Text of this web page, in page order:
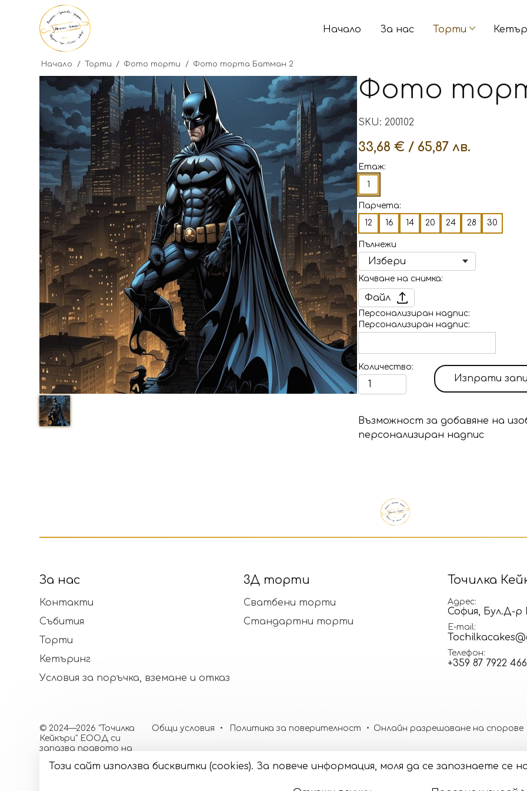
Начало За нас Торти
Начало / Торти / Фото торти / Фото торта Батман 2
Фото
SKU: 200102
33,68 € / 65,87 лв.
Етаж:
1
Парчета:
12
16 14 20 24 28 30
Пълнежи
Качване на снимка
Файл
Персонализиран надпис
Персонализиран надпис
Количество
Изпрати
Възможност за добавяне на
персонализиран надпис
За нас
Контакти
Събития
Торти
Кетъринг
Условия за поръчка, вземане и отказ
3Д торти
Сватбени торти
Стандартни торти
Точилка
Адрес
София, Бул.Д-
E-mail
Телефон
+359 87 7922 466
© 2024—2026 "Точилка
Кейкъри" ЕООД си
запазва правото на
декорацията и
Общи условия Политика за поверителност Онлайн разрешаване на спорове
Този сайт използва бисквитки (cookies). За повече информация, моля да се запознаете се